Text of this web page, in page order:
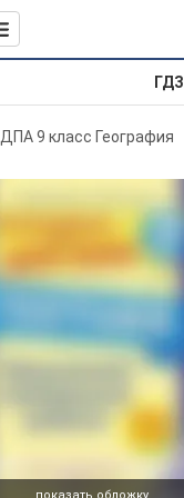
ГДЗ
ДПА 9 класс География